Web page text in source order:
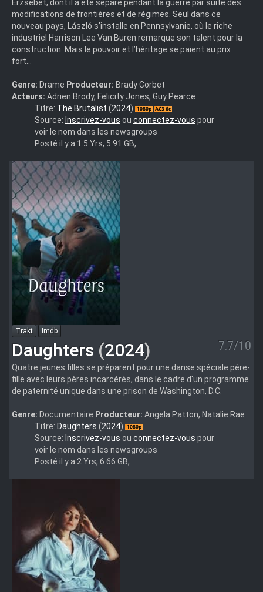
Erzsébet, dont il a été séparé pendant la guerre par suite des
modifications de frontières et de régimes. Seul dans ce
nouveau pays, László s’installe en Pennsylvanie, où le riche
industriel Harrison Lee Van Buren remarque son talent pour la
construction. Mais le pouvoir et l’héritage se paient au prix
fort...
Genre: Drame Producteur: Brady Corbet
Acteurs: Adrien Brody, Felicity Jones, Guy Pearce
The.Brutalist.2024.MULTi.1080p.WEB.H265-
Titre: The Brutalist (2024)
Source: Inscrivez-vous ou connectez-vous pour
voir le nom dans les newsgroups
Posté il y a 1.5 Yrs, 5.91 GB,
Trakt Imdb
Daughters (2024) 7.7/10
Quatre jeunes filles se préparent pour une danse spéciale père-
fille avec leurs pères incarcérés, dans le cadre d'un programme
de paternité unique dans une prison de Washington, D.C.
Genre: Documentaire Producteur: Angela Patton, Natalie Rae
Daughters.2024.1080p.WEB.h264-
NLsubs
Titre: Daughters (2024)
Source: Inscrivez-vous ou connectez-vous pour
voir le nom dans les newsgroups
Posté il y a 2 Yrs, 6.66 GB,